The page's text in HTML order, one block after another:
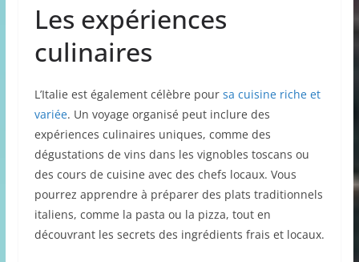
Les expériences
culinaires
L’Italie est également célèbre pour sa cuisine riche et
variée. Un voyage organisé peut inclure des
expériences culinaires uniques, comme des
dégustations de vins dans les vignobles toscans ou
des cours de cuisine avec des chefs locaux. Vous
pourrez apprendre à préparer des plats traditionnels
italiens, comme la pasta ou la pizza, tout en
découvrant les secrets des ingrédients frais et locaux.